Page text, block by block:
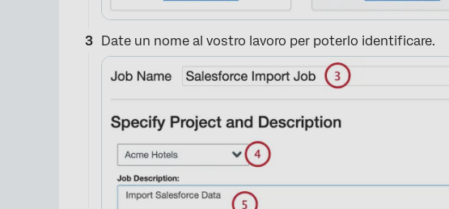
Date un nome al vostro lavoro per poterlo identificare.